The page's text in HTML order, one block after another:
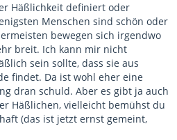
Häßlichkeit definiert oder
Menschen sind schön oder
bewegen sich irgendwo
breit. Ich kann mir nicht
sein sollte, dass sie aus
findet. Da ist wohl eher eine
dran schuld. Aber es gibt ja auch
Häßlichen, vielleicht bemühst du
(das ist jetzt ernst gemeint,